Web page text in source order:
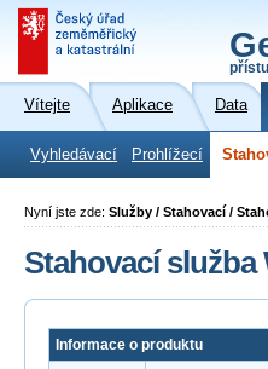
Vítejte Aplikace Data
Vyhledávací Prohlížecí
Nyní jste zde: Služby / Stahovací /
Stahovací
Informace o produktu